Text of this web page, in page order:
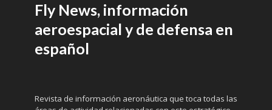
Fly News, información
aeroespacial y de defensa en
español
Revista de información aeronáutica que toca todas las